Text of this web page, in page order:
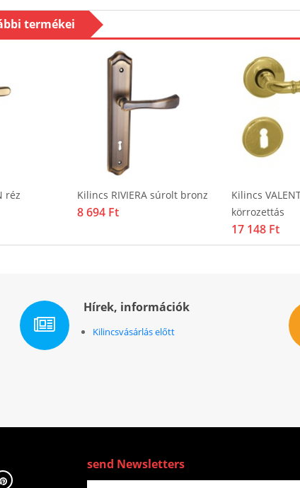
termékei
réz Kilincs RIVIERA súrolt bronz
8 694 Ft
Kilincs
körrozettás
17 148 Ft
Hírek, információk
Kilincsvásárlás előtt
send Newsletters